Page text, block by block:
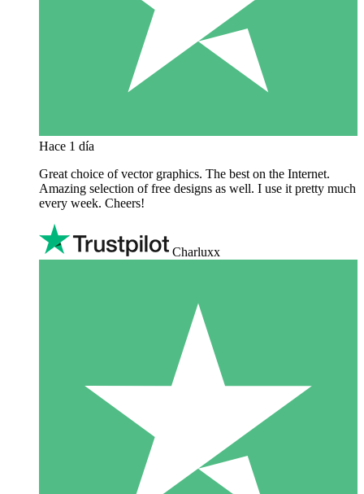
Hace 1 día
Great choice of vector graphics. The best on the Internet.
Amazing selection of free designs as well. I use it pretty much
every week. Cheers!
Charluxx